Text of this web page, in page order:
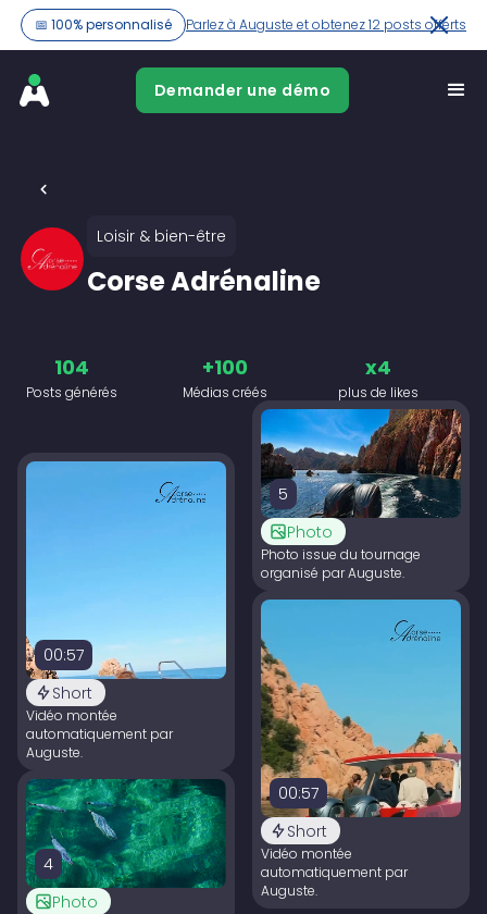
📅 100% personnalisé Parlez à Auguste et obtenez 12 posts offerts
Demander une démo
Loisir & bien-être
Corse Adrénaline
104
Posts générés
+100
Médias créés
x4
plus de likes
00:57
Short
Vidéo montée
automatiquement par
Auguste.
4
Photo
5
Photo
Photo issue du tournage
organisé par Auguste.
00:57
Short
Vidéo montée
automatiquement par
Auguste.